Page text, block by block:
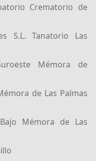
Crematorio de
S.L. Tanatorio Las
Mémora de
de Las Palmas
Mémora de Las